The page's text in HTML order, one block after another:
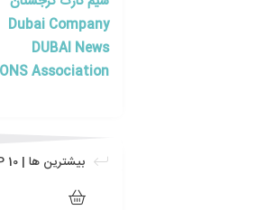
Dubai Company
DUBAI News
Association
بیشترین ها | TOP 10